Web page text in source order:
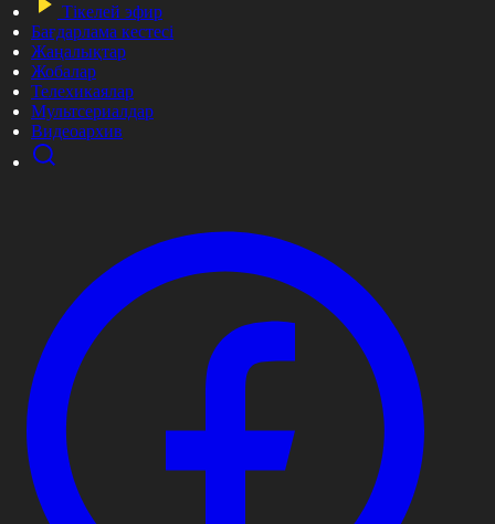
Тікелей эфир
Бағдарлама кестесі
Жаңалықтар
Жобалар
Телехикаялар
Мультсериалдар
Видеоархив